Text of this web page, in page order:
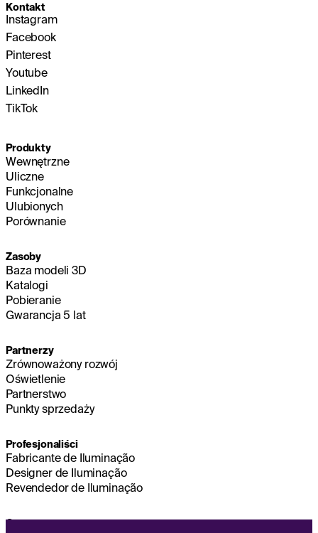
Kontakt
Instagram
Facebook
Pinterest
Youtube
LinkedIn
TikTok
Produkty
Wewnętrzne
Uliczne
Funkcjonalne
Ulubionych
Porównanie
Zasoby
Baza modeli 3D
Katalogi
Pobieranie
Gwarancja 5 lat
Partnerzy
Zrównoważony rozwój
Oświetlenie
Partnerstwo
Punkty sprzedaży
Profesjonaliści
Fabricante de Iluminação
Designer de Iluminação
Revendedor de Iluminação
O nas